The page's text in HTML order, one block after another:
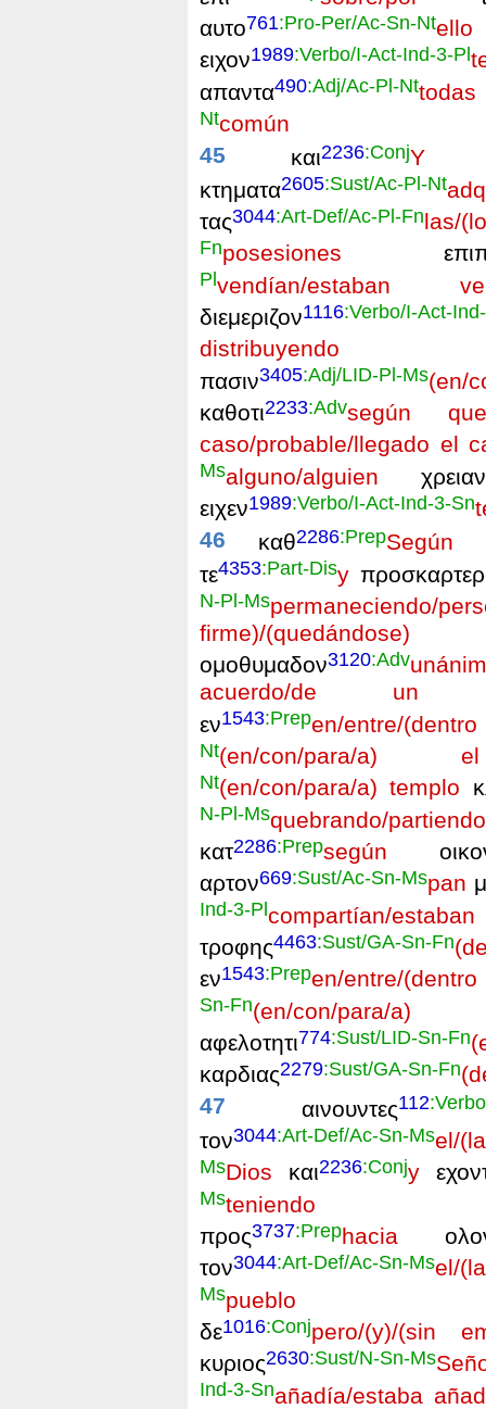
αυτο761:Pro-Per/Ac-Sn-Ntello
ειχον1989:Verbo/I-Act-Ind-3-Pl
απαντα490:Adj/Ac-Pl-Nttodas
Ntcomún
45 και2236:ConjY
κτηματα2605:Sust/Ac-Pl-Nt
τας3044:Art-Def/Ac-Pl-Fnlas/
Fnposesiones
Pl vendían/estaban
διεμεριζον1116:Verbo/I-Act-
distribuyendo
πασιν3405:Adj/LID-Pl-Ms(en/
καθοτι2233:Advsegún que
caso/probable/llegado el
Msalguno/alguien χρειαν
ειχεν1989:Verbo/I-Act-Ind-3-Sn
46 καθ2286:PrepSegún
τε4353:Part-Disy
N-Pl-Mspermaneciendo/
firme)/(quedándose)
ομοθυμαδον3120:Adv
acuerdo/de un
εν1543:Prepen/entre/
Nt(en/con/para/a) el
Nt(en/con/para/a) templo
N-Pl-Msquebrando/partiendo
κατ2286:Prepsegún
αρτον669:Sust/Ac-Sn-Mspan
Ind-3-Pl compartían/
τροφης4463:Sust/GA-Sn-Fn
εν1543:Prepen/entre/
Sn-Fn(en/con/para/a)
αφελοτητι774:Sust/LID-Sn-Fn
καρδιας2279:Sust/GA-Sn-Fn
47 αινουντες112
τον3044:Art-Def/Ac-Sn-Msel/
MsDios και2236:Conjy
Msteniendo
προς3737:Prephacia
τον3044:Art-Def/Ac-Sn-Msel/
Mspueblo
δε1016:Conjpero/(y)/(sin
κυριος2630:Sust/N-Sn-Ms
Ind-3-Snañadía/estaba